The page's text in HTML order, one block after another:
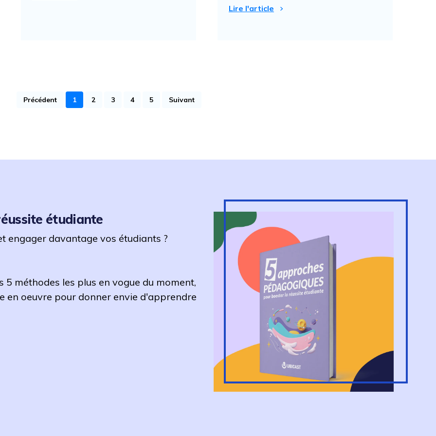
Lire l'article
Précédent 1 2 3 4 5 Suivant
étudiante
engager davantage vos étudiants ?
5 méthodes les plus en vogue du moment,
en oeuvre pour donner envie d'apprendre